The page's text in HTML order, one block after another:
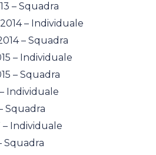
– Squadra
– Individuale
– Squadra
– Individuale
– Squadra
Individuale
Squadra
– Individuale
Squadra